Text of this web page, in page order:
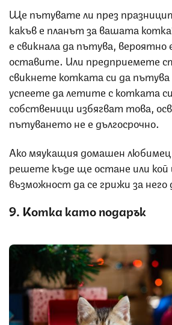
Ще пътувате ли през
какъв е планът за вашата
е свикнала да пътува, вероятно
оставите. Или предприемете
свикнете котката си да
успеете да летите с котката
собственици избягват това,
пътуването не е дългосрочно.
Ако мяукащия домашен любимец
решете къде ще остане или
възможност да се грижи за
9. Котка като подарък